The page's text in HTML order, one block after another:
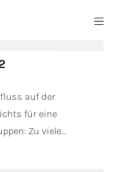
auf der
für eine
Zu viele